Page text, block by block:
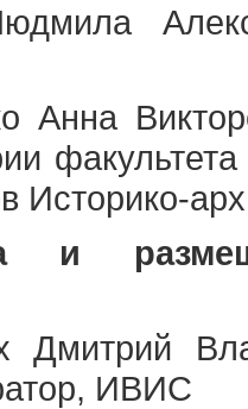
Анна
Историко-
и
Дмитрий
ИВИС